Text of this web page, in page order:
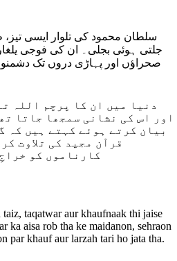
سلطان محمود کی تلوار ایسی
جلتی ہوئی بجلی۔ ان کی فوجی
صحراؤں اور پہاڑی دروں تک
دنیا میں ان کا پرچم اللہ
اور اس کی نشانی سمجھا جاتا
بیان کرتے ہوئے کہتے ہیں کہ
قرآن مجید کی تلاوت
کارناموں کو
taqatwar aur khaufnaak thi jaise
aisa rob tha ke maidanon, sehraon
par khauf aur larzah tari ho jata tha.